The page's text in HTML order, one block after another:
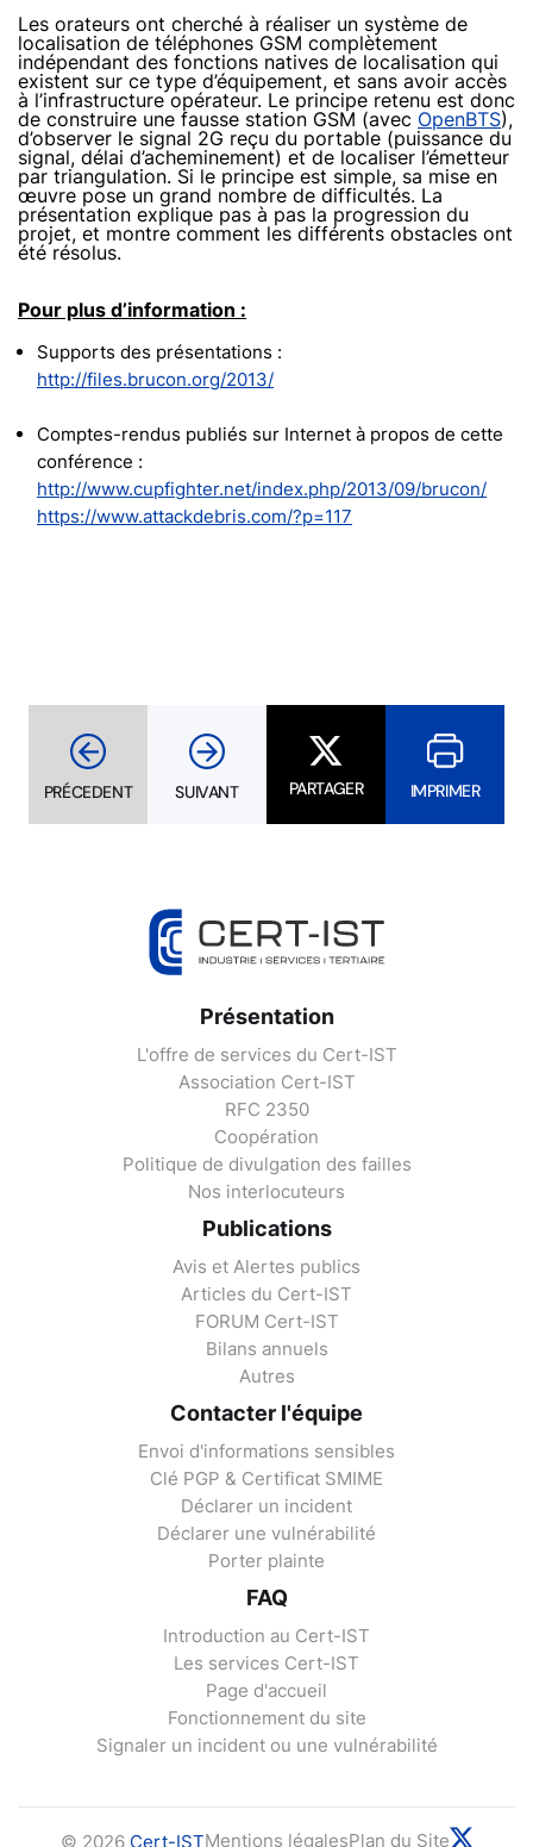
Les orateurs ont cherché à réaliser un système de
localisation de téléphones GSM complètement
indépendant des fonctions natives de localisation qui
existent sur ce type d’équipement, et sans avoir accès
à l’infrastructure opérateur. Le principe retenu est donc
de construire une fausse station GSM (avec OpenBTS),
d’observer le signal 2G reçu du portable (puissance du
signal, délai d’acheminement) et de localiser l’émetteur
par triangulation. Si le principe est simple, sa mise en
œuvre pose un grand nombre de difficultés. La
présentation explique pas à pas la progression du
projet, et montre comment les différents obstacles ont
été résolus.
Pour plus d’information :
Supports des présentations :
http://files.brucon.org/2013/
Comptes-rendus publiés sur Internet à propos de cette
conférence :
http://www.cupfighter.net/index.php/2013/09/brucon/
https://www.attackdebris.com/?p=117
PRÉCEDENT SUIVANT PARTAGER IMPRIMER
Présentation
L'offre de services du Cert-IST
Association Cert-IST
RFC 2350
Coopération
Politique de divulgation des failles
Nos interlocuteurs
Publications
Avis et Alertes publics
Articles du Cert-IST
FORUM Cert-IST
Bilans annuels
Autres
Contacter l'équipe
Envoi d'informations sensibles
Clé PGP & Certificat SMIME
Déclarer un incident
Déclarer une vulnérabilité
Porter plainte
FAQ
Introduction au Cert-IST
Les services Cert-IST
Page d'accueil
Fonctionnement du site
Signaler un incident ou une vulnérabilité
© 2026 Cert-ISTMentions légalesPlan du Site